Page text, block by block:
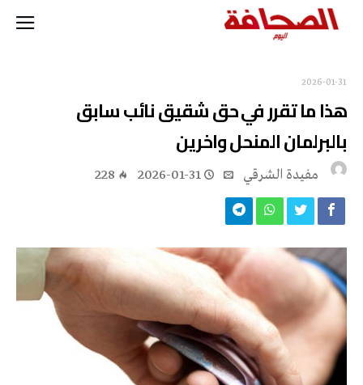
2026-01-31
هذا ما تقرر في حق شقيق نائب سابق
بالبرلمان المنحل واخرين
مفيدة الشرقي 2026-01-31
228